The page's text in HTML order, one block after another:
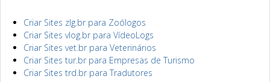
Criar Sites zlg.br para Zoólogos
Criar Sites vlog.br para VídeoLogs
Criar Sites vet.br para Veterinários
Criar Sites tur.br para Empresas de Turismo
Criar Sites trd.br para Tradutores